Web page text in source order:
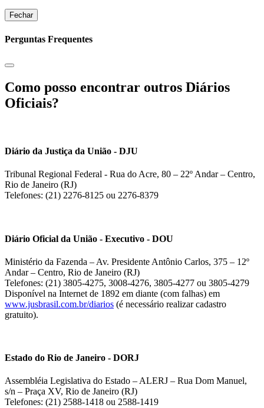
Fechar
Perguntas Frequentes
Como posso encontrar outros Diários
Oficiais?
Diário da Justiça da União - DJU
Tribunal Regional Federal - Rua do Acre, 80 – 22º Andar – Centro,
Rio de Janeiro (RJ)
Telefones: (21) 2276-8125 ou 2276-8379
Diário Oficial da União - Executivo - DOU
Ministério da Fazenda – Av. Presidente Antônio Carlos, 375 – 12º
Andar – Centro, Rio de Janeiro (RJ)
Telefones: (21) 3805-4275, 3008-4276, 3805-4277 ou 3805-4279
Disponível na Internet de 1892 em diante (com falhas) em
www.jusbrasil.com.br/diarios (é necessário realizar cadastro
gratuito).
Estado do Rio de Janeiro - DORJ
Assembléia Legislativa do Estado – ALERJ – Rua Dom Manuel,
s/n – Praça XV, Rio de Janeiro (RJ)
Telefones: (21) 2588-1418 ou 2588-1419